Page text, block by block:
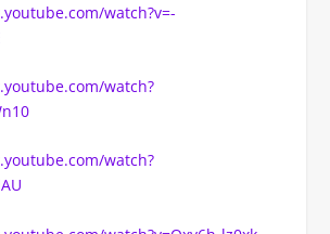
watch?v=-
watch?
watch?